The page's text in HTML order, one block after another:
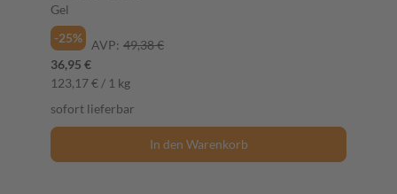
Gel
-25%
AVP: 49,38 €
36,95 €
123,17 € / 1 kg
sofort lieferbar
In den Warenkorb